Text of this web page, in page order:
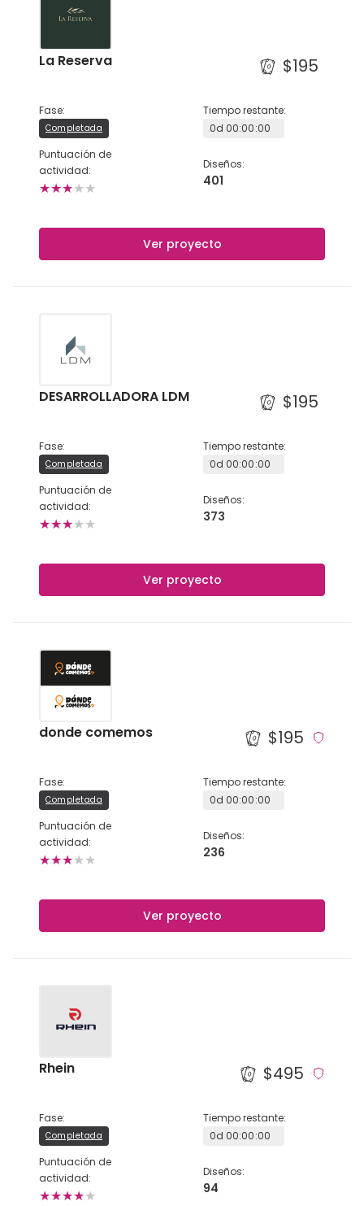
La Reserva $195
Fase:
Completada
Tiempo restante:
0d 00:00:00
Puntuación de
actividad:
★★★★★
Diseños:
401
Ver proyecto
DESARROLLADORA LDM $195
Fase:
Completada
Tiempo restante:
0d 00:00:00
Puntuación de
actividad:
★★★★★
Diseños:
373
Ver proyecto
donde comemos $195
Fase:
Completada
Tiempo restante:
0d 00:00:00
Puntuación de
actividad:
★★★★★
Diseños:
236
Ver proyecto
Rhein $495
Fase:
Completada
Tiempo restante:
0d 00:00:00
Puntuación de
actividad:
★★★★★
Diseños:
94